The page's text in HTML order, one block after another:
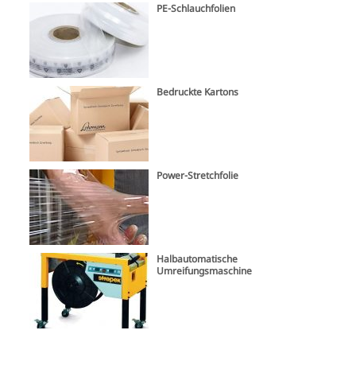
PE-Schlauchfolien
Bedruckte Kartons
Power-Stretchfolie
Halbautomatische
Umreifungsmaschine